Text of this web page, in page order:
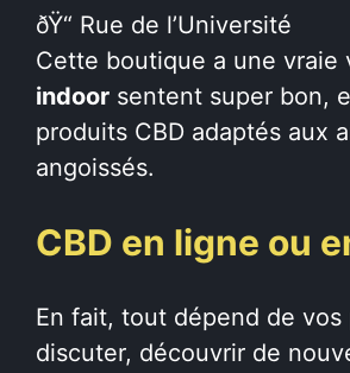
ðŸ“ Rue de l’Université
Cette boutique a une vraie
indoor sentent super bon,
produits CBD adaptés aux
angoissés.
CBD en ligne ou
En fait, tout dépend de vos
discuter, découvrir de